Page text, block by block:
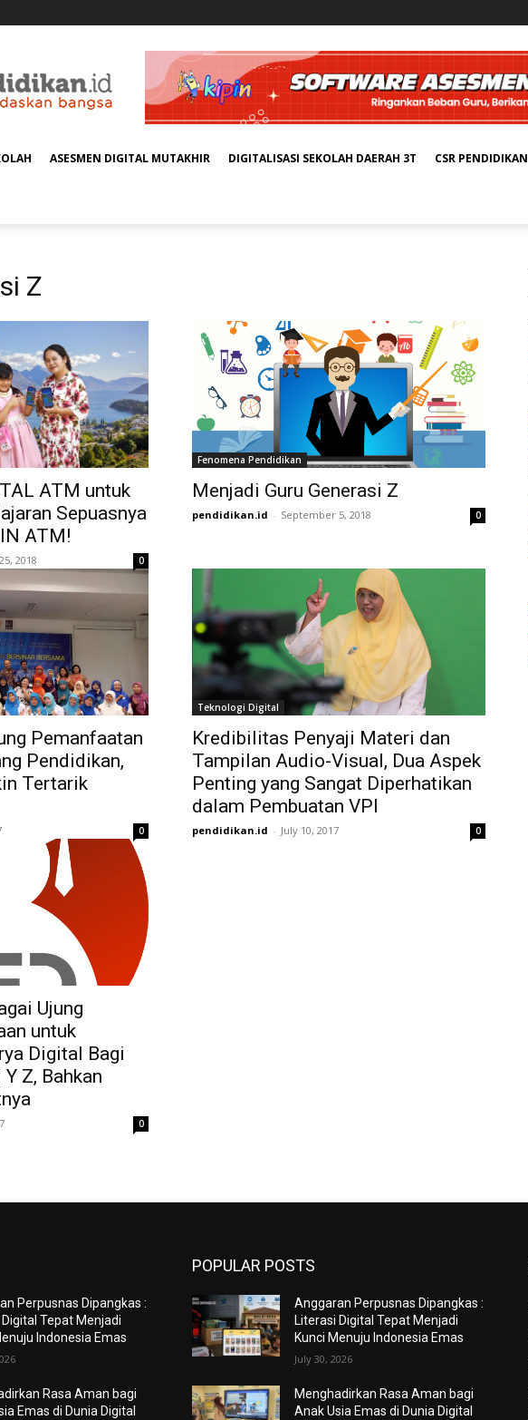
ASESMEN DIGITAL MUTAKHIR DIGITALISASI SEKOLAH DAERAH 3T CSR PENDIDIKAN
Z
ATM untuk
Sepuasnya
ATM!
2018 0
Fenomena Pendidikan
Menjadi Guru Generasi Z
pendidikan.id - September 5, 2018 0
Pemanfaatan
Pendidikan,
Tertarik
0
Teknologi Digital
Kredibilitas Penyaji Materi dan
Tampilan Audio-Visual, Dua Aspek
Penting yang Sangat Diperhatikan
dalam Pembuatan VPI
pendidikan.id - July 10, 2017 0
Ujung
untuk
Digital Bagi
Z, Bahkan
0
Perpusnas Dipangkas :
Tepat Menjadi
Indonesia Emas
Rasa Aman bagi
Emas di Dunia Digital
POPULAR POSTS
Anggaran Perpusnas Dipangkas :
Literasi Digital Tepat Menjadi
Kunci Menuju Indonesia Emas
July 30, 2026
Menghadirkan Rasa Aman bagi
Anak Usia Emas di Dunia Digital